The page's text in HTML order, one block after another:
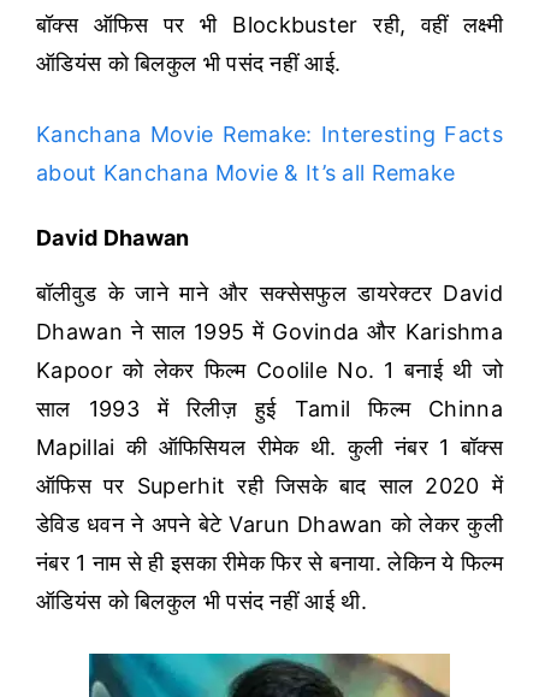
बॉक्स ऑफिस पर भी Blockbuster रही, वहीं लक्ष्मी
ऑडियंस को बिलकुल भी पसंद नहीं आई.
Kanchana Movie Remake: Interesting Facts
about Kanchana Movie & It’s all Remake
David Dhawan
बॉलीवुड के जाने माने और सक्सेसफुल डायरेक्टर David
Dhawan ने साल 1995 में Govinda और Karishma
Kapoor को लेकर फिल्म Coolile No. 1 बनाई थी जो
साल 1993 में रिलीज़ हुई Tamil फिल्म Chinna
Mapillai की ऑफिसियल रीमेक थी.कुली नंबर 1 बॉक्स
ऑफिस पर Superhit रही जिसके बाद साल 2020 में
डेविड धवन ने अपने बेटे Varun Dhawan को लेकर कुली
नंबर 1 नाम से ही इसका रीमेक फिर से बनाया. लेकिन ये फिल्म
ऑडियंस को बिलकुल भी पसंद नहीं आई थी.